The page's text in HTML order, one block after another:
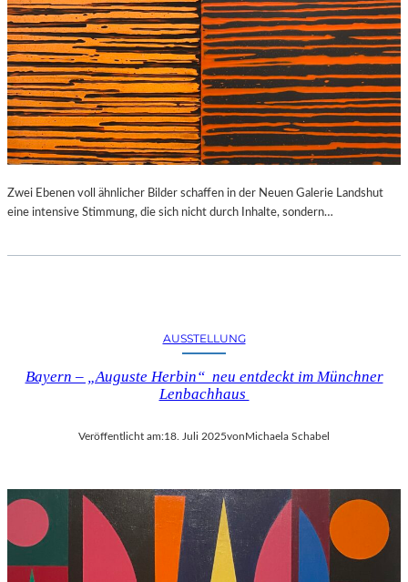
Zwei Ebenen voll ähnlicher Bilder schaffen in der Neuen Galerie Landshut
eine intensive Stimmung, die sich nicht durch Inhalte, sondern…
AUSSTELLUNG
Bayern – „Auguste Herbin“ neu entdeckt im Münchner
Lenbachhaus
Veröffentlicht am:18. Juli 2025vonMichaela Schabel